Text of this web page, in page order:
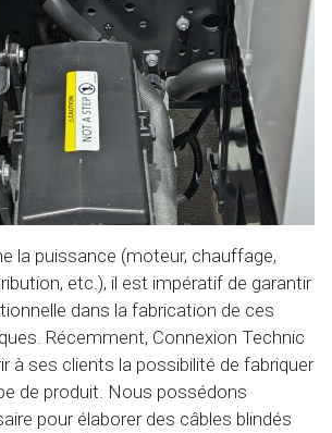
la puissance (moteur, chauffage,
etc.), il est impératif de garantir
dans la fabrication de ces
Récemment, Connexion Technic
à ses clients la possibilité de fabriquer
de produit. Nous possédons
pour élaborer des câbles blindés